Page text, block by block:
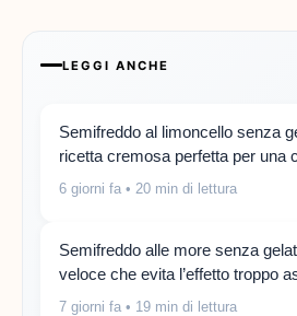
LEGGI ANCHE
Semifreddo al limoncello senza
ricetta cremosa perfetta per una
6 giorni fa • 20 min di lettura
Semifreddo alle more senza
veloce che evita l’effetto troppo
7 giorni fa • 19 min di lettura